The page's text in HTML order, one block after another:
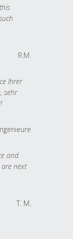
R.M.
Ihrer
sehr
and
next
T. M.